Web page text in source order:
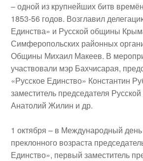
– одной из крупнейших битв
1853-56 годов. Возглавил
Единства» и Русской общины
Симферопольских районных
Общины Михаил Макеев. В
участвовали мэр Бахчисарая,
«Русское Единство» Константин
заместитель председателя
Анатолий Жилин и др.
1 октября – в Международный
преклонного возраста
Единство», первый заместитель